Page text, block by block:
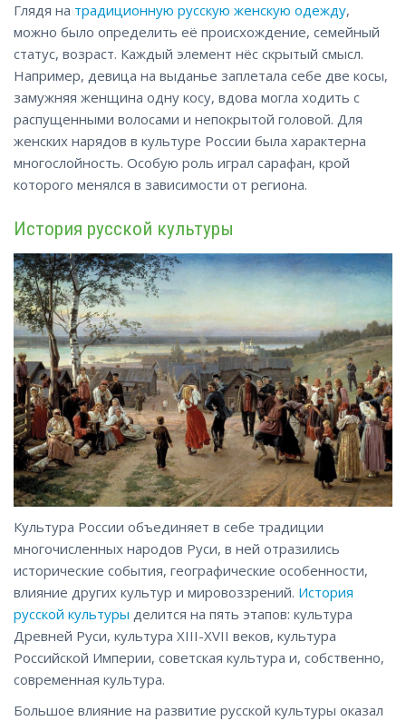
Глядя на традиционную русскую женскую одежду,
можно было определить её происхождение, семейный
статус, возраст. Каждый элемент нёс скрытый смысл.
Например, девица на выданье заплетала себе две косы,
замужняя женщина одну косу, вдова могла ходить с
распущенными волосами и непокрытой головой. Для
женских нарядов в культуре России была характерна
многослойность. Особую роль играл сарафан, крой
которого менялся в зависимости от региона.
История русской культуры
Культура России объединяет в себе традиции
многочисленных народов Руси, в ней отразились
исторические события, географические особенности,
влияние других культур и мировоззрений. История
русской культуры делится на пять этапов: культура
Древней Руси, культура XIII-XVII веков, культура
Российской Империи, советская культура и, собственно,
современная культура.
Большое влияние на развитие русской культуры оказал